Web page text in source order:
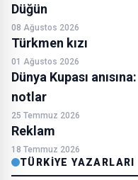
Düğün
08 Ağustos 2026
Türkmen kızı
01 Ağustos 2026
Dünya Kupası
notlar
25 Temmuz 2026
Reklam
18 Temmuz 2026
TÜRKIYE YAZARLARI